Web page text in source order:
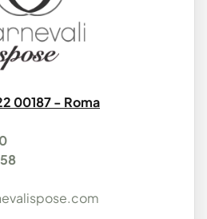
00187 - Roma